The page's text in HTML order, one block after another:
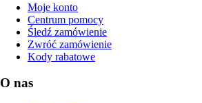
Moje konto
Centrum pomocy
Śledź zamówienie
Zwróć zamówienie
Kody rabatowe
O nas